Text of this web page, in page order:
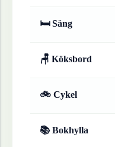
🛏 Säng
🪑 Köksbord
🚲 Cykel
📚 Bokhylla